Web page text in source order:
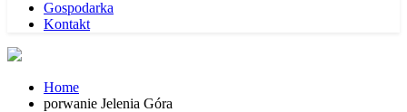
Gospodarka
Kontakt
Home
porwanie Jelenia Góra